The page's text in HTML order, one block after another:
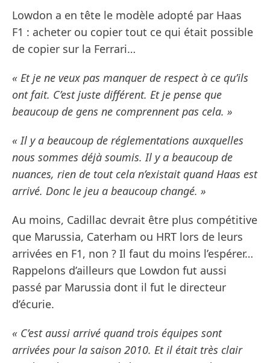
Lowdon a en tête le modèle adopté par Haas
F1 : acheter ou copier tout ce qui était possible
de copier sur la Ferrari…
« Et je ne veux pas manquer de respect à ce qu’ils
ont fait. C’est juste différent. Et je pense que
beaucoup de gens ne comprennent pas cela. »
« Il y a beaucoup de réglementations auxquelles
nous sommes déjà soumis. Il y a beaucoup de
nuances, rien de tout cela n’existait quand Haas est
arrivé. Donc le jeu a beaucoup changé. »
Au moins, Cadillac devrait être plus compétitive
que Marussia, Caterham ou HRT lors de leurs
arrivées en F1, non ? Il faut du moins l’espérer…
Rappelons d’ailleurs que Lowdon fut aussi
passé par Marussia dont il fut le directeur
d’écurie.
« C’est aussi arrivé quand trois équipes sont
arrivées pour la saison 2010. Et il était très clair